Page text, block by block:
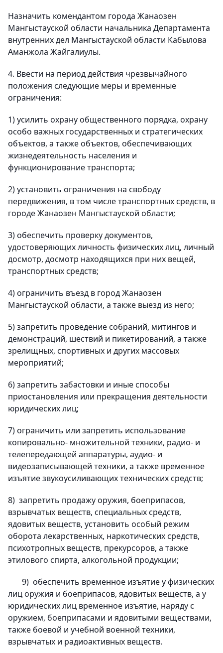
Назначить комендантом города Жанаозен
Мангыстауской области начальника Департамента
внутренних дел Мангыстауской области Кабылова
Аманжола Жайгалиулы.
4. Ввести на период действия чрезвычайного
положения следующие меры и временные
ограничения:
1) усилить охрану общественного порядка, охрану
особо важных государственных и стратегических
объектов, а также объектов, обеспечивающих
жизнедеятельность населения и
функционирование транспорта;
2) установить ограничения на свободу
передвижения, в том числе транспортных средств, в
городе Жанаозен Мангыстауской области;
3) обеспечить проверку документов,
удостоверяющих личность физических лиц, личный
досмотр, досмотр находящихся при них вещей,
транспортных средств;
4) ограничить въезд в город Жанаозен
Мангыстауской области, а также выезд из него;
5) запретить проведение собраний, митингов и
демонстраций, шествий и пикетирований, а также
зрелищных, спортивных и других массовых
мероприятий;
6) запретить забастовки и иные способы
приостановления или прекращения деятельности
юридических лиц;
7) ограничить или запретить использование
копировально- множительной техники, радио- и
телепередающей аппаратуры, аудио- и
видеозаписывающей техники, а также временное
изъятие звукоусиливающих технических средств;
8) запретить продажу оружия, боеприпасов,
взрывчатых веществ, специальных средств,
ядовитых веществ, установить особый режим
оборота лекарственных, наркотических средств,
психотропных веществ, прекурсоров, а также
этилового спирта, алкогольной продукции;
9) обеспечить временное изъятие у физических
лиц оружия и боеприпасов, ядовитых веществ, а у
юридических лиц временное изъятие, наряду с
оружием, боеприпасами и ядовитыми веществами,
также боевой и учебной военной техники,
взрывчатых и радиоактивных веществ.